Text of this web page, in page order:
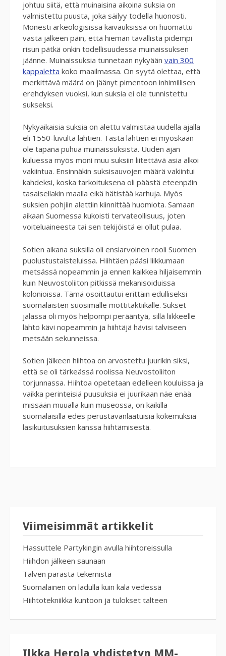
johtuu siitä, että muinaisina aikoina suksia on
valmistettu puusta, joka säilyy todella huonosti.
Monesti arkeologisissa kaivauksissa on huomattu
vasta jälkeen päin, että hieman tavallista pidempi
risun pätkä onkin todellisuudessa muinaissuksen
jäänne. Muinaissuksia tunnetaan nykyään vain 300
kappaletta koko maailmassa. On syytä olettaa, että
merkittävä määrä on jäänyt pimentoon inhimillisen
erehdyksen vuoksi, kun suksia ei ole tunnistettu
sukseksi.
Nykyaikaisia suksia on alettu valmistaa uudella ajalla
eli 1550-luvulta lähtien. Tästä lähtien ei myöskään
ole tapana puhua muinaissuksista. Uuden ajan
kuluessa myös moni muu suksiin liitettävä asia alkoi
vakiintua. Ensinnäkin suksisauvojen määrä vakiintui
kahdeksi, koska tarkoituksena oli päästä eteenpäin
tasaisellakin maalla eikä hätistää karhuja. Myös
suksien pohjiin alettiin kiinnittää huomiota. Samaan
aikaan Suomessa kukoisti tervateollisuus, joten
voiteluaineesta tai sen tekijöistä ei ollut pulaa.
Sotien aikana suksilla oli ensiarvoinen rooli Suomen
puolustustaisteluissa. Hiihtäen pääsi liikkumaan
metsässä nopeammin ja ennen kaikkea hiljaisemmin
kuin Neuvostoliiton pitkissä mekanisoiduissa
kolonioissa. Tämä osoittautui erittäin edulliseksi
suomalaisten suosimalle mottitaktiikalle. Sukset
jalassa oli myös helpompi perääntyä, sillä liikkeelle
lähtö kävi nopeammin ja hiihtäjä hävisi talviseen
metsään sekunneissa.
Sotien jälkeen hiihtoa on arvostettu juurikin siksi,
että se oli tärkeässä roolissa Neuvostoliiton
torjunnassa. Hiihtoa opetetaan edelleen kouluissa ja
vaikka perinteisiä puusuksia ei juurikaan näe enää
missään muualla kuin museossa, on kaikilla
suomalaisilla edes perustavanlaatuisia kokemuksia
lasikuitusuksien kanssa hiihtämisestä.
Viimeisimmät artikkelit
Hassuttele Partykingin avulla hiihtoreissulla
Hiihdon jälkeen saunaan
Talven parasta tekemistä
Suomalainen on ladulla kuin kala vedessä
Hiihtotekniikka kuntoon ja tulokset talteen
Ilkka Herola yhdistetyn MM-